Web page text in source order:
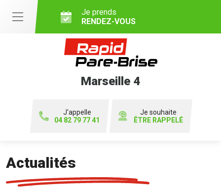
Je prends
RENDEZ-VOUS
Marseille 4
J'appelle
04 82 79 77 41
Je souhaite
ÊTRE RAPPELÉ
Actualités